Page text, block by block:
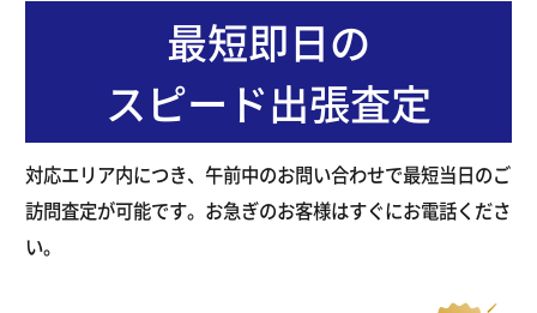
最短即日の
スピード出張査定
対応エリア内につき、午前中のお問い合わせで最短当日のご
訪問査定が可能です。お急ぎのお客様はすぐにお電話くださ
い。